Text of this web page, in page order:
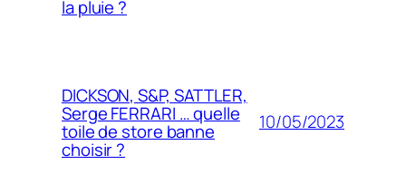
la pluie ?
DICKSON, S&P, SATTLER,
Serge FERRARI … quelle
toile de store banne
choisir ?
10/05/2023